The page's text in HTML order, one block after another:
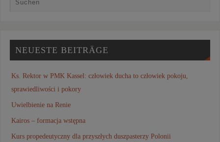
NEUESTE BEITRÄGE
Ks. Rektor w PMK Kassel: człowiek ducha to człowiek pokoju,
sprawiedliwości i pokory
Uwielbienie na Renie
Kairos – formacja wstępna
Kurs propedeutyczny dla przyszłych duszpasterzy Polonii